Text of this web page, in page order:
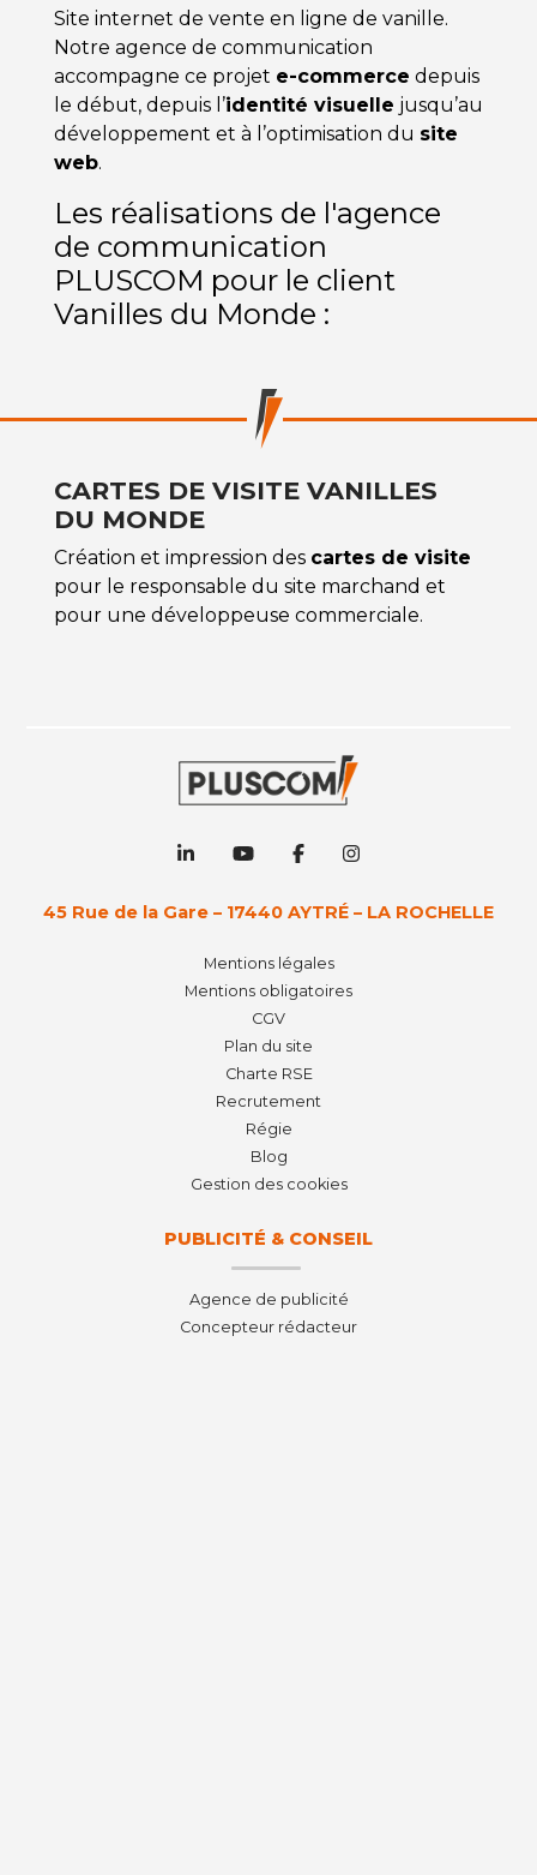
Site internet de vente en ligne de vanille.
Notre agence de communication
accompagne ce projet e-commerce depuis
le début, depuis l’identité visuelle jusqu’au
développement et à l’optimisation du site
web.
Les réalisations de l'agence
de communication
PLUSCOM pour le client
Vanilles du Monde :
CARTES DE VISITE VANILLES
DU MONDE
Création et impression des cartes de visite
pour le responsable du site marchand et
pour une développeuse commerciale.
45 Rue de la Gare – 17440 AYTRÉ – LA ROCHELLE
Mentions légales
Mentions obligatoires
CGV
Plan du site
Charte RSE
Recrutement
Régie
Blog
Gestion des cookies
PUBLICITÉ & CONSEIL
Agence de publicité
Concepteur rédacteur